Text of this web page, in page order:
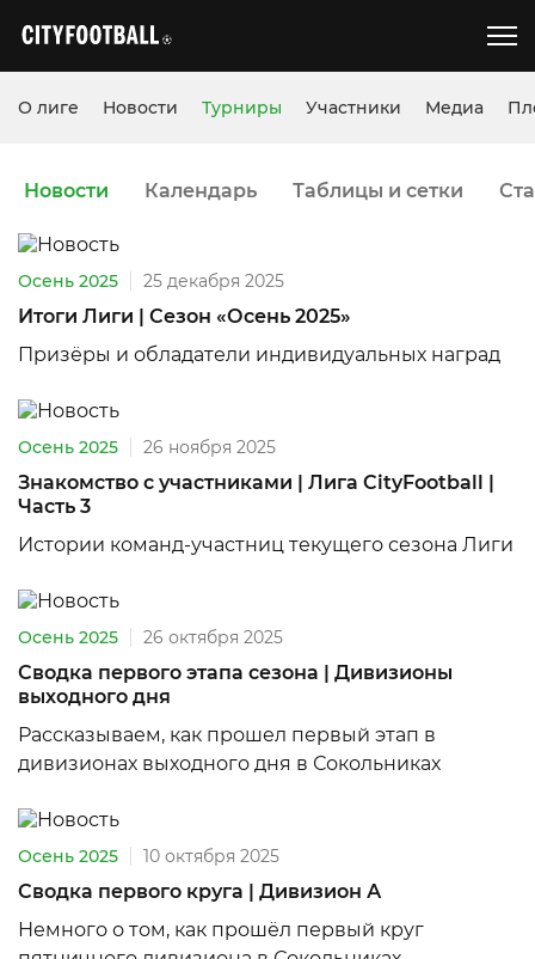
О лиге Новости Турниры Участники Медиа
Новости Календарь Таблицы и сетки
Осень 2025 25 декабря 2025
Итоги Лиги | Сезон «Осень 2025»
Призёры и обладатели индивидуальных наград
Осень 2025 26 ноября 2025
Знакомство с участниками | Лига CityFootball |
Часть 3
Истории команд-участниц текущего сезона Лиги
Осень 2025 26 октября 2025
Сводка первого этапа сезона | Дивизионы
выходного дня
Рассказываем, как прошел первый этап в
дивизионах выходного дня в Сокольниках
Осень 2025 10 октября 2025
Сводка первого круга | Дивизион А
Немного о том, как прошёл первый круг